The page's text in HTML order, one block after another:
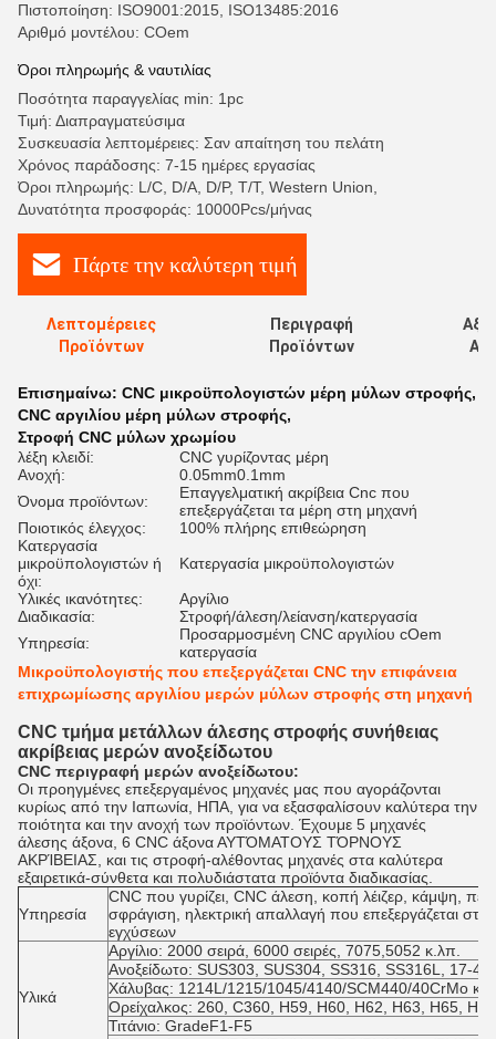
Πιστοποίηση: ISO9001:2015, ISO13485:2016
Αριθμό μοντέλου: COem
Όροι πληρωμής & ναυτιλίας
Ποσότητα παραγγελίας min: 1pc
Τιμή: Διαπραγματεύσιμα
Συσκευασία λεπτομέρειες: Σαν απαίτηση του πελάτη
Χρόνος παράδοσης: 7-15 ημέρες εργασίας
Όροι πληρωμής: L/C, D/A, D/P, T/T, Western Union,
Δυνατότητα προσφοράς: 10000Pcs/μήνας
Πάρτε την καλύτερη τιμή
Λεπτομέρειες
Προϊόντων
Περιγραφή
Προϊόντων
Επισημαίνω: CNC μικροϋπολογιστών μέρη μύλων στροφής,
CNC αργιλίου μέρη μύλων στροφής,
Στροφή CNC μύλων χρωμίου
λέξη κλειδί:
CNC γυρίζοντας μέρη
Ανοχή:
0.05mm0.1mm
Όνομα προϊόντων:
Επαγγελματική ακρίβεια Cnc που
επεξεργάζεται τα μέρη στη μηχανή
Ποιοτικός έλεγχος:
100% πλήρης επιθεώρηση
Κατεργασία
μικροϋπολογιστών ή
όχι:
Κατεργασία μικροϋπολογιστών
Υλικές ικανότητες:
Αργίλιο
Διαδικασία:
Στροφή/άλεση/λείανση/κατεργασία
Υπηρεσία:
Προσαρμοσμένη CNC αργιλίου cOem
κατεργασία
Μικροϋπολογιστής που επεξεργάζεται CNC την επιφάνεια
επιχρωμίωσης αργιλίου μερών μύλων στροφής στη μηχανή
CNC τμήμα μετάλλων άλεσης στροφής συνήθειας
ακρίβειας μερών ανοξείδωτου
CNC περιγραφή μερών ανοξείδωτου:
Οι προηγμένες επεξεργαμένος μηχανές μας που αγοράζονται
κυρίως από την Ιαπωνία, ΗΠΑ, για να εξασφαλίσουν καλύτερα την
ποιότητα και την ανοχή των προϊόντων. Έχουμε 5 μηχανές
άλεσης άξονα, 6 CNC άξονα ΑΥΤΌΜΑΤΟΥΣ ΤΌΡΝΟΥΣ
ΑΚΡΊΒΕΙΑΣ, και τις στροφή-αλέθοντας μηχανές στα καλύτερα
εξαιρετικά-σύνθετα και πολυδιάστατα προϊόντα διαδικασίας.
Υπηρεσία
CNC που γυρίζει, CNC άλεση, κοπή λέιζερ, κάμψη,
σφράγιση, ηλεκτρική απαλλαγή που επεξεργάζεται
εγχύσεων
Υλικά
Αργίλιο: 2000 σειρά, 6000 σειρές, 7075,5052 κ.λπ.
Ανοξείδωτο: SUS303, SUS304, SS316, SS316L, 17-
Χάλυβας: 1214L/1215/1045/4140/SCM440/40CrMo
Ορείχαλκος: 260, C360, H59, H60, H62, H63, H65,
Τιτάνιο: GradeF1-F5